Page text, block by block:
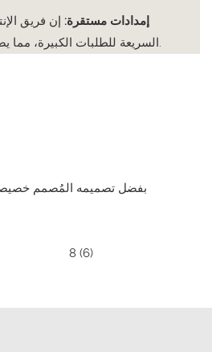
4. إمدادات مستقرة: إن فريق
السريعة للطلبات الكبيرة، مما يضمن التسليم في الوقت المناسب وتلبية جميع احتياجات الشراء.
بفضل تصميمه المُصمم خصيصاً